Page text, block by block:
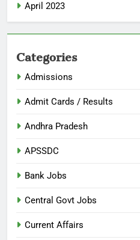
April 2023
Categories
Admissions
Admit Cards / Results
Andhra Pradesh
APSSDC
Bank Jobs
Central Govt Jobs
Current Affairs